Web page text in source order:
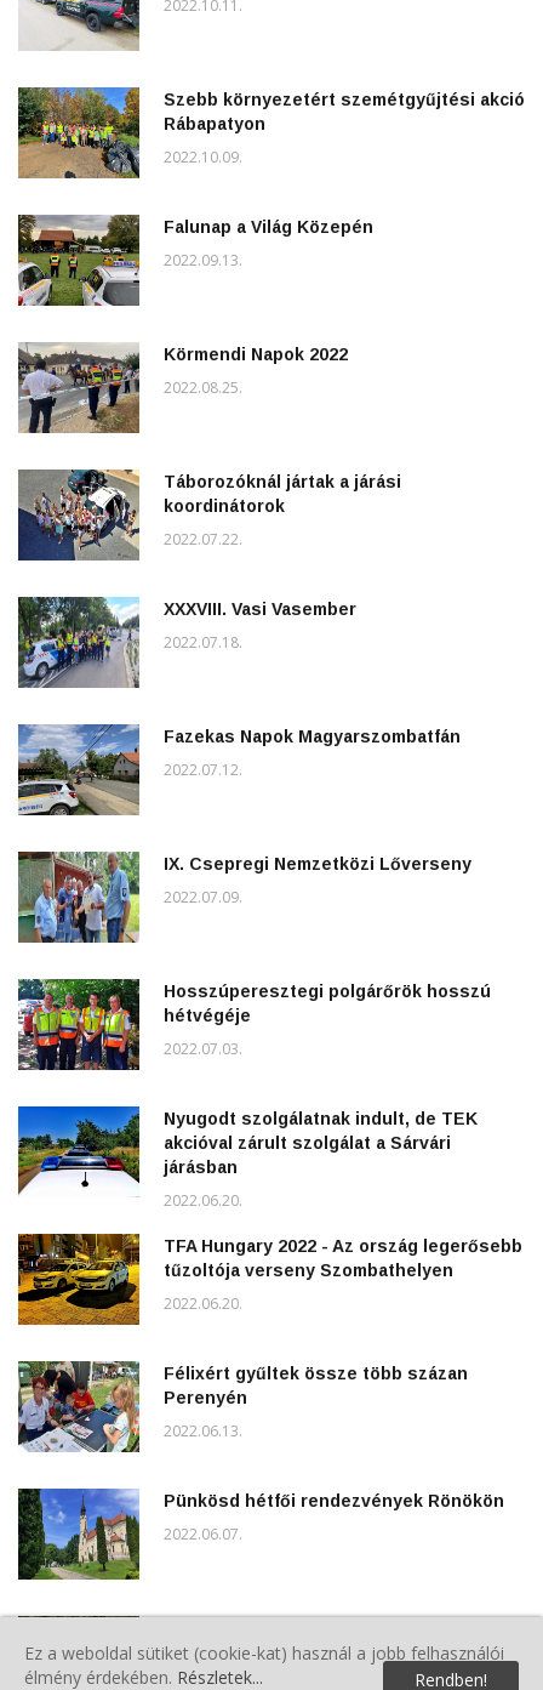
2022.10.11.
Szebb környezetért szemétgyűjtési akció
Rábapatyon
2022.10.09.
Falunap a Világ Közepén
2022.09.13.
Körmendi Napok 2022
2022.08.25.
Táborozóknál jártak a járási
koordinátorok
2022.07.22.
XXXVIII. Vasi Vasember
2022.07.18.
Fazekas Napok Magyarszombatfán
2022.07.12.
IX. Csepregi Nemzetközi Lőverseny
2022.07.09.
Hosszúperesztegi polgárőrök hosszú
hétvégéje
2022.07.03.
Nyugodt szolgálatnak indult, de TEK
akcióval zárult szolgálat a Sárvári
járásban
2022.06.20.
TFA Hungary 2022 - Az ország legerősebb
tűzoltója verseny Szombathelyen
2022.06.20.
Félixért gyűltek össze több százan
Perenyén
2022.06.13.
Pünkösd hétfői rendezvények Rönökön
2022.06.07.
2022.06.04.
Ez a weboldal sütiket (cookie-kat) használ a jobb felhasználói
élmény érdekében. Részletek... Rendben!